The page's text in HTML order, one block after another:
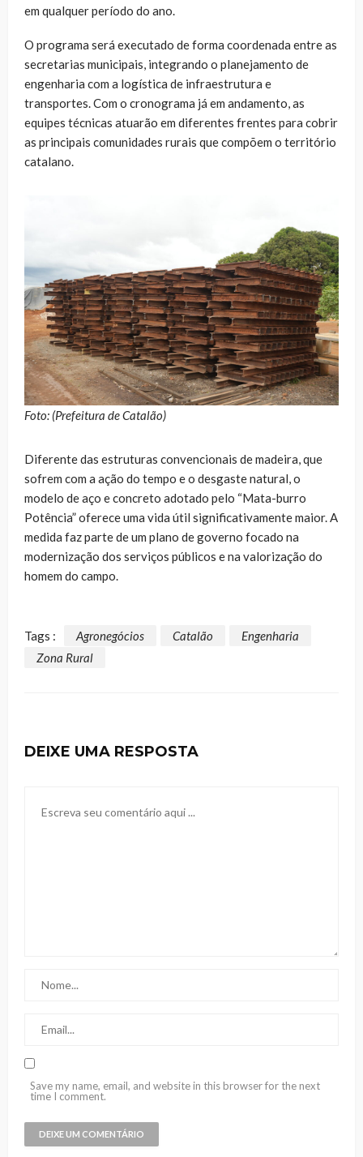
em qualquer período do ano.
O programa será executado de forma coordenada entre as
secretarias municipais, integrando o planejamento de
engenharia com a logística de infraestrutura e
transportes. Com o cronograma já em andamento, as
equipes técnicas atuarão em diferentes frentes para cobrir
as principais comunidades rurais que compõem o território
catalano.
Foto: (Prefeitura de Catalão)
Diferente das estruturas convencionais de madeira, que
sofrem com a ação do tempo e o desgaste natural, o
modelo de aço e concreto adotado pelo “Mata-burro
Potência” oferece uma vida útil significativamente maior. A
medida faz parte de um plano de governo focado na
modernização dos serviços públicos e na valorização do
homem do campo.
Tags : Agronegócios Catalão
Engenharia
Zona Rural
DEIXE UMA RESPOSTA
Save my name, email, and website in this browser for the next
time I comment.